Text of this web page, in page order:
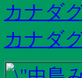
カナダ
カナダ